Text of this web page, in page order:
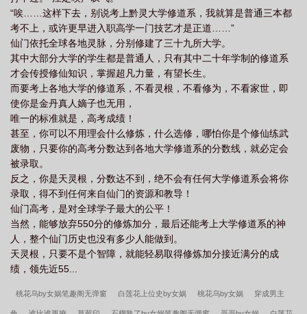
“唉……这样下去，别说考上黔灵大学修道系，我就算是普通三本都
考不上，或许更早进入职高学一门技艺才是正道……”
仙门依托全球各地灵脉，分别修建了三十九所大学。
其中大部分大学的学生都是普通人，只有其中二十年学制的修道系
才会传授修仙知识，掌握超凡力量，有望长生。
而要考上各地大学的修道系，不看灵根，不看修为，不看家世，即
使你是金丹真人嫡子也无用，
唯一的标准就是，高考成绩！
甚至，你可以不用理会什么修炼，什么选修，哪怕你是个修仙练武
废物，只要你的高考分数达到各地大学修道系的分数线，就必定会
被录取。
反之，你是天灵根，分数达不到，绝不会有任何大学修道系会将你
录取，得不到任何来自仙门的资源和教导！
仙门高考，是对全球学子最大的公平！
当然，能够放弃550分的修炼加分，最后还能考上大学修道系的神
人，整个仙门历史也没有多少人能做到。
天灵根，只要不是个智障，就能轻易取得修炼加分接近满分的成
绩，领先近55...
桃花乌by女娲笔趣阁无弹窗 白莲花上位史by女娲 桃花乌by女娲 穿成男主